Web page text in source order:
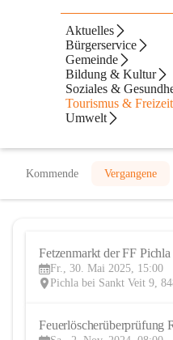
Aktuelles
Bürgerservice
Gemeinde
Bildung & Kultur
Soziales &
Tourismus & Freizeit
Umwelt
Freiwillige
Veit
@freiwillige-
Feuerwehr
In CITIES
Kommende Vergangene
Fetzenmarkt der FF Pichla
Fr., 30. Mai 2025, 15:00
Feuerlöscherüberprüfung